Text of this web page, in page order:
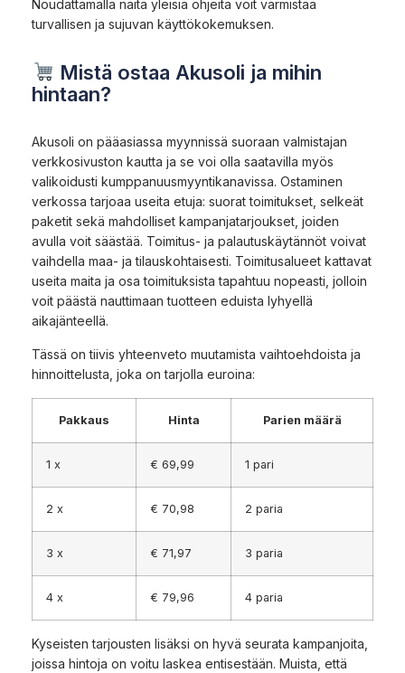
Noudattamalla näitä yleisiä ohjeita voit varmistaa
turvallisen ja sujuvan käyttökokemuksen.
Mistä ostaa Akusoli ja mihin
hintaan?
Akusoli on pääasiassa myynnissä suoraan valmistajan
verkkosivuston kautta ja se voi olla saatavilla myös
valikoidusti kumppanuusmyyntikanavissa. Ostaminen
verkossa tarjoaa useita etuja: suorat toimitukset, selkeät
paketit sekä mahdolliset kampanjatarjoukset, joiden
avulla voit säästää. Toimitus- ja palautuskäytännöt voivat
vaihdella maa- ja tilauskohtaisesti. Toimitusalueet kattavat
useita maita ja osa toimituksista tapahtuu nopeasti, jolloin
voit päästä nauttimaan tuotteen eduista lyhyellä
aikajänteellä.
Tässä on tiivis yhteenveto muutamista vaihtoehdoista ja
hinnoittelusta, joka on tarjolla euroina:
Pakkaus Hinta Parien määrä
1 x € 69,99 1 pari
2 x € 70,98 2 paria
3 x € 71,97 3 paria
4 x € 79,96 4 paria
Kyseisten tarjousten lisäksi on hyvä seurata kampanjoita,
joissa hintoja on voitu laskea entisestään. Muista, että